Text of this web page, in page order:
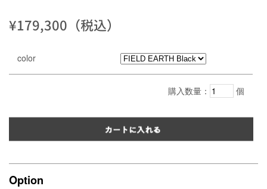
¥179,300（税込）
color
購入数量： 個
Option